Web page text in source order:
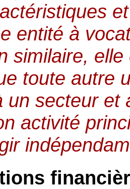
entité à
similaire,
toute autre
un secteur et
activité